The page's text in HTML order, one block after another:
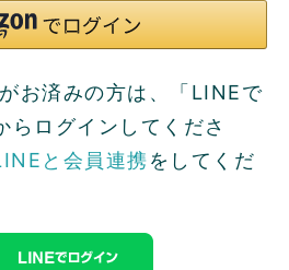
お済みの方は、「LINEで
らログインしてくださ
と会員連携をしてくだ